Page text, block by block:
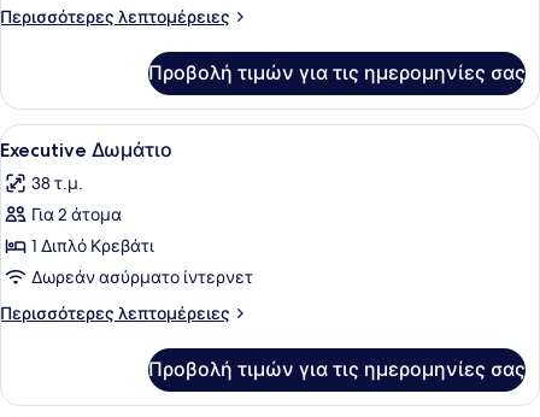
Λίμνη
Περισσότερες λεπτομέρειες
Περισσότερες
Δωμάτιο,
Θέα
στη
Προβολή τιμών για τις ημερομηνίες σας
Προβολή
όλων
των
φωτογραφιών
για
Executive
Δωμάτιο
Ένα δωμάτιο ξενοδοχείου με ένα
4
Executive Δωμάτιο
38 τ.μ.
Για 2 άτομα
1 Διπλό Κρεβάτι
Δωρεάν ασύρματο ίντερνετ
Περισσότερες λεπτομέρειες
Περισσότερες
Δωμάτιο
Προβολή τιμών για τις ημερομηνίες σας